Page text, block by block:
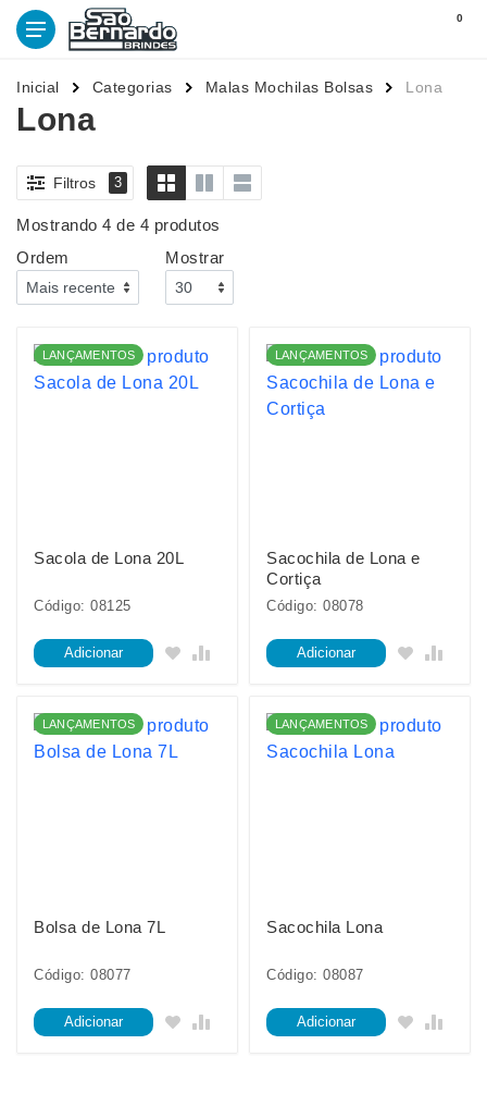
0
Inicial Categorias Malas Mochilas Bolsas Lona
Lona
Filtros 3
Mostrando 4 de 4 produtos
Ordem
Mostrar
LANÇAMENTOS
Sacola de Lona 20L
Código: 08125
Adicionar
LANÇAMENTOS
Sacochila de Lona e
Cortiça
Código: 08078
Adicionar
LANÇAMENTOS
Bolsa de Lona 7L
Código: 08077
Adicionar
LANÇAMENTOS
Sacochila Lona
Código: 08087
Adicionar